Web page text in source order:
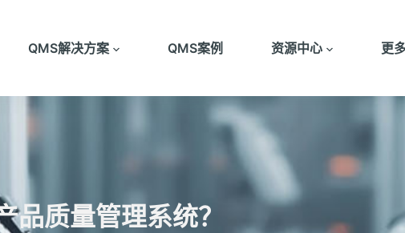
QMS解决方案 QMS案例 资源中心 更
品质量管理系统？